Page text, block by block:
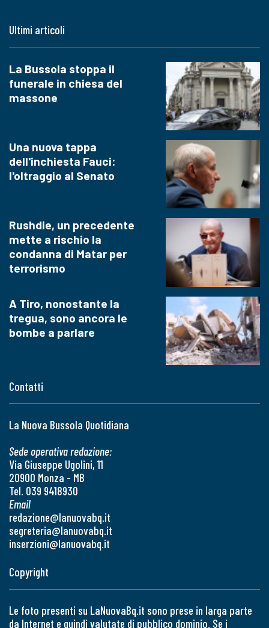
Contatti
La Nuova Bussola Quotidiana
Sede operativa redazione:
Via Giuseppe Ugolini, 11
20900 Monza - MB
Tel. 039 9418930
Email
redazione@lanuovabq.it
segreteria@lanuovabq.it
inserzioni@lanuovabq.it
Ultimi articoli
La Bussola stoppa il
funerale in chiesa del
massone
Una nuova tappa
dell'inchiesta Fauci:
l'oltraggio al Senato
Rushdie, un precedente
mette a rischio la
condanna di Matar per
terrorismo
A Tiro, nonostante la
tregua, sono ancora le
bombe a parlare
Copyright
Le foto presenti su LaNuovaBq.it sono prese in larga parte
da Internet e quindi valutate di pubblico dominio. Se i